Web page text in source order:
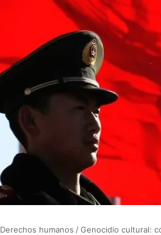
Derechos humanos /Genocidio cultural: